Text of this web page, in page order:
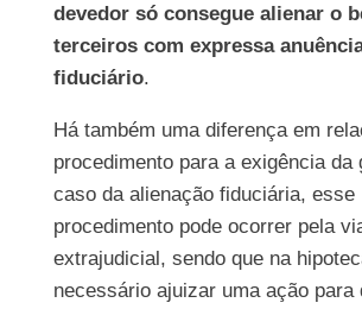
devedor só consegue alienar o
terceiros com expressa
fiduciário.
Há também uma diferença em
procedimento para a exigência da
caso da alienação fiduciária, esse
procedimento pode ocorrer pela
extrajudicial, sendo que na
necessário ajuizar uma ação para